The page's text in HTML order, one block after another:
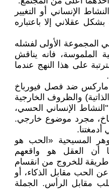
الإنساني أو التغيير
عقلاني إلا باعتباره
المجموعة الأولى لفشله
الملموسة، فانه يناقش
على هذا النهج عندما
ماركس ضد فصل فيورباخ
والظروف الخارجية
الإنساني الحسي،
مجرد موضوع خارجي.
المسيحية «الحب هو
أن العقل هو واقعهم
طريقة للخروج من انقسام
الحب مقابل الذكاء، أو
مقابل الرأس. الجملة